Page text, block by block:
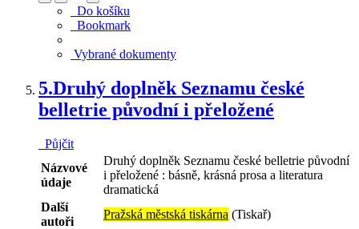
Do košíku
Bookmark
Vybrané dokumenty
5.Druhý doplněk Seznamu české
belletrie původní i přeložené
Půjčit
Názvové
údaje
Druhý doplněk Seznamu české belletrie původní
i přeložené : básně, krásná prosa a literatura
dramatická
Další
autoři
Pražská městská tiskárna (Tiskař)